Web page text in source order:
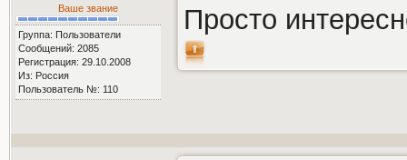
Ваше звание
Группа: Пользователи
Сообщений: 2085
Регистрация: 29.10.2008
Из: Россия
Пользователь №: 110
Просто